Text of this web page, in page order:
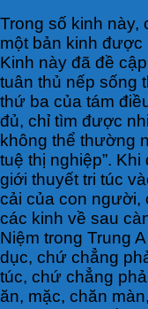
Trong số kinh này,
một bản kinh
Kinh này đã đề
tuân thủ nếp sống
thứ ba của tám
đủ, chỉ tìm được
không thể thường
tuệ thị nghiệp”.
giới thuyết tri túc
cải của con người,
các kinh về sau
Niệm trong Trung
dục, chứ chẳng
túc, chứ chẳng
ăn, mặc, chăn